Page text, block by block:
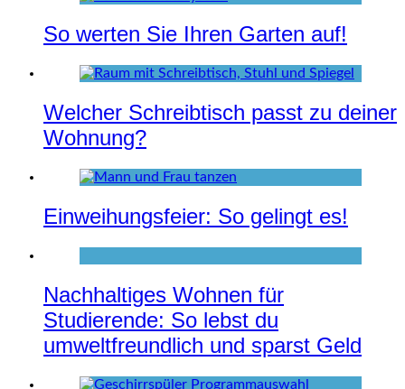
So werten Sie Ihren Garten auf!
Welcher Schreibtisch passt zu deiner
Wohnung?
Einweihungsfeier: So gelingt es!
Nachhaltiges Wohnen für
Studierende: So lebst du
umweltfreundlich und sparst Geld